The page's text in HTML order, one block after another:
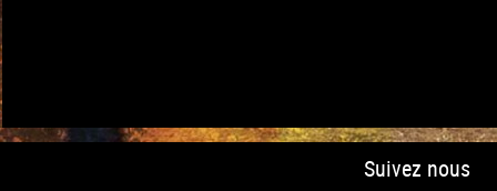
Suivez nous